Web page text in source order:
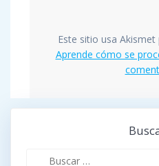
Este sitio usa
Aprende cómo se